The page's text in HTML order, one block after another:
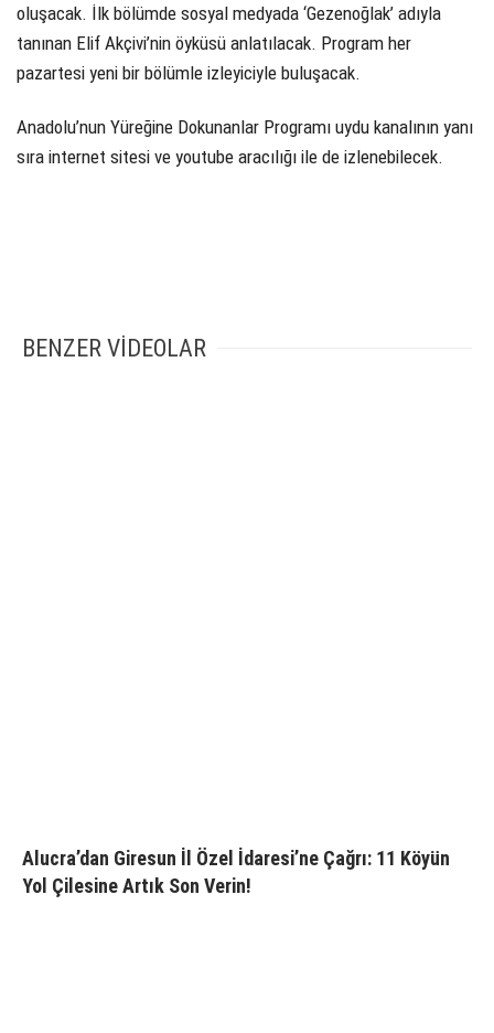
oluşacak. İlk bölümde sosyal medyada ‘Gezenoğlak’ adıyla
tanınan Elif Akçivi’nin öyküsü anlatılacak. Program her
pazartesi yeni bir bölümle izleyiciyle buluşacak.
Anadolu’nun Yüreğine Dokunanlar Programı uydu kanalının yanı
sıra internet sitesi ve youtube aracılığı ile de izlenebilecek.
BENZER VİDEOLAR
Alucra’dan Giresun İl Özel İdaresi’ne Çağrı: 11 Köyün
Yol Çilesine Artık Son Verin!